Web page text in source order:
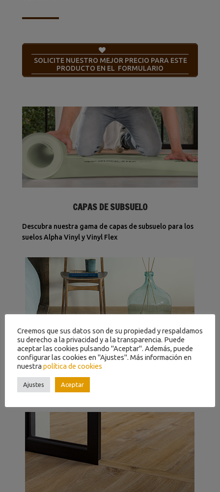
SOLICITE NUESTRO MEJOR PRECIO PARA ESTE
PRODUCTO EN EL FORMULARIO
CAPAS DE SUBSUELO
Descubra nuestra gama de capas de subsuelo para los
suelos Alpha Vinyl y Vinyl Flex
RODAPIÉS
Dele a su habitación un acabado elegante con
nuestros rodapiés a juego.
Creemos que sus datos son de su propiedad y respaldamos
su derecho a la privacidad y a la transparencia. Puede
aceptar las cookies pulsando "Aceptar". Además, puede
configurar las cookies en "Ajustes". Más información en
nuestra política de cookies
Ajustes Aceptar